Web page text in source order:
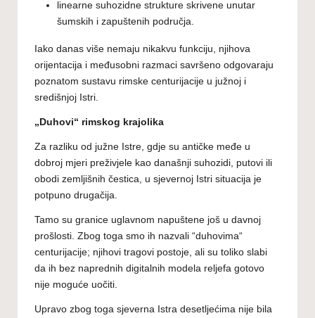
linearne suhozidne strukture skrivene unutar
šumskih i zapuštenih područja.
Iako danas više nemaju nikakvu funkciju, njihova
orijentacija i međusobni razmaci savršeno odgovaraju
poznatom sustavu rimske centurijacije u južnoj i
središnjoj Istri.
„Duhovi“ rimskog krajolika
Za razliku od južne Istre, gdje su antičke međe u
dobroj mjeri preživjele kao današnji suhozidi, putovi ili
obodi zemljišnih čestica, u sjevernoj Istri situacija je
potpuno drugačija.
Tamo su granice uglavnom napuštene još u davnoj
prošlosti. Zbog toga smo ih nazvali “duhovima“
centurijacije; njihovi tragovi postoje, ali su toliko slabi
da ih bez naprednih digitalnih modela reljefa gotovo
nije moguće uočiti.
Upravo zbog toga sjeverna Istra desetljećima nije bila